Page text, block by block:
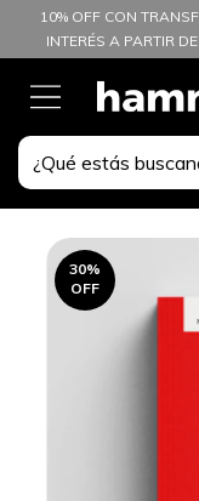
10% OFF CON
INTERÉS A PARTIR
30%
OFF